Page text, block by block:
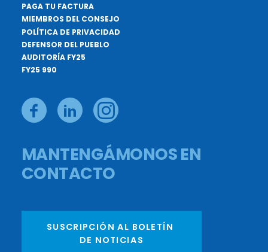
PAGA TU FACTURA
MIEMBROS DEL CONSEJO
POLÍTICA DE PRIVACIDAD
DEFENSOR DEL PUEBLO
AUDITORÍA FY25
FY25 990
MANTENGÁMONOS EN
CONTACTO
SUSCRIPCIÓN AL BOLETÍN
DE NOTICIAS